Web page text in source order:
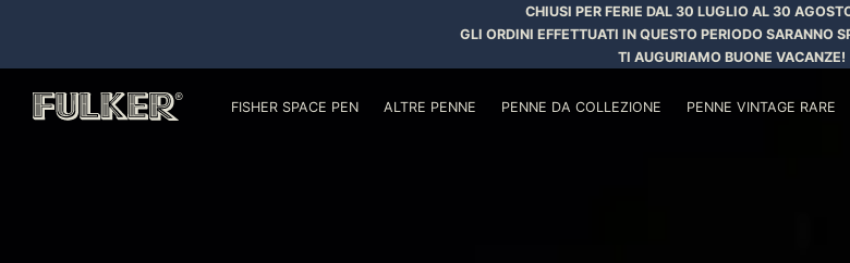
CHIUSI PER FERIE DAL 30 LUGLIO AL 30
GLI ORDINI EFFETTUATI IN QUESTO PERIODO SARANNO
TI AUGURIAMO BUONE VACANZE!
FISHER SPACE PEN ALTRE PENNE PENNE DA COLLEZIONE PENNE VINTAGE RARE